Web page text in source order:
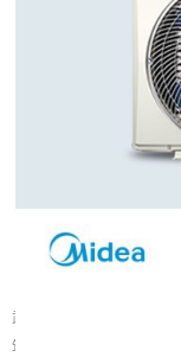
武汉大量建成年代较早的
筑。不少旧楼原有降温取